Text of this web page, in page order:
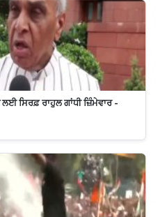
ਸਿਰਫ਼ ਰਾਹੁਲ ਗਾਂਧੀ ਜ਼ਿੰਮੇਵਾਰ -